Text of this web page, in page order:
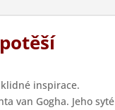
inspirace.
van Gogha. Jeho syté